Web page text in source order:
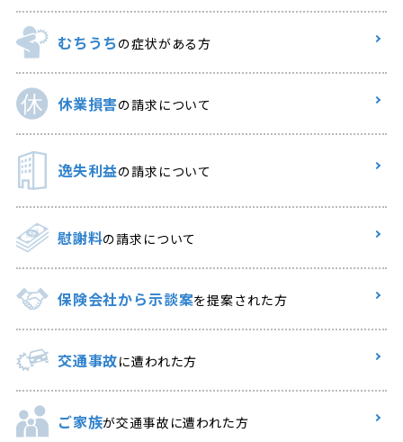
むちうちの症状がある方
休業損害の請求について
逸失利益の請求について
慰謝料の請求について
保険会社から示談案を提案された方
交通事故に遭われた方
ご家族が交通事故に遭われた方